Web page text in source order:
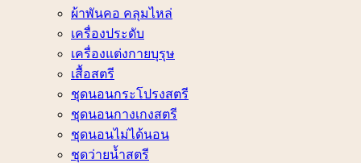
ผ้าพันคอ คลุมไหล่
เครื่องประดับ
เครื่องแต่งกายบุรุษ
เสื้อสตรี
ชุดนอนกระโปรงสตรี
ชุดนอนกางเกงสตรี
ชุดนอนไม่ได้นอน
ชุดว่ายน้ำสตรี